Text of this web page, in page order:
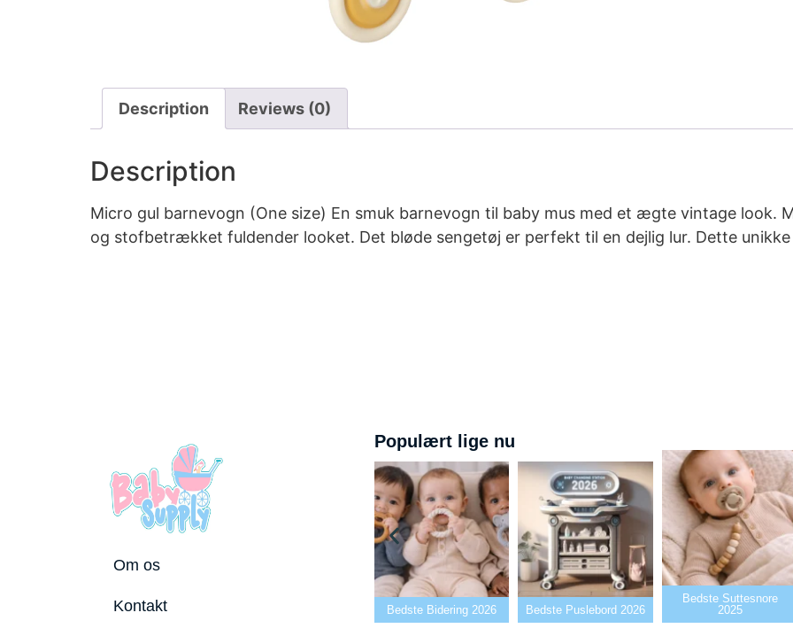
Description Reviews (0)
Description
Micro gul barnevogn (One size) En smuk barnevogn til baby mus med et ægte vintage look.
og stofbetrækket fuldender looket. Det bløde sengetøj er perfekt til en dejlig lur. Dette
Om os
Kontakt
Populært lige nu
Bedste tremmeseng
2026
Bedste Bidering 2026 Bedste Puslebord 2026
Bedste Suttesnore
2025